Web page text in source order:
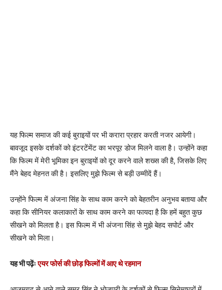
यह फिल्‍म समाज की कई बुराइयों पर भी करारा प्रहार करती नजर आयेगी।
बावजूद इसके दर्शकों को इंटरटेंमेंट का भरपूर डोज मिलने वाला है। उन्होंने कहा
कि फिल्‍म में मेरी भूमिका इन बुराइयों को दूर करने वाले शख्‍स की है, जिसके लिए
मैंने बेहद मेहनत की है। इसलिए मुझे फिल्‍म से बड़ी उम्‍मीदें हैं।
उन्‍होंने फिल्‍म में अंजना सिंह के साथ काम करने को बेहतरीन अनुभव बताया और
कहा कि सीनियर कलाकारों के साथ काम करने का फायदा है कि हमें बहुत कुछ
सीखने को मिलता है। इस फिल्‍म में भी अंजना सिंह से मुझे बेहद सपोर्ट और
सीखने को मिला।
यह भी पढ़ेंःएयर फोर्स की छोड़ फिल्मों में आए थे रहमान